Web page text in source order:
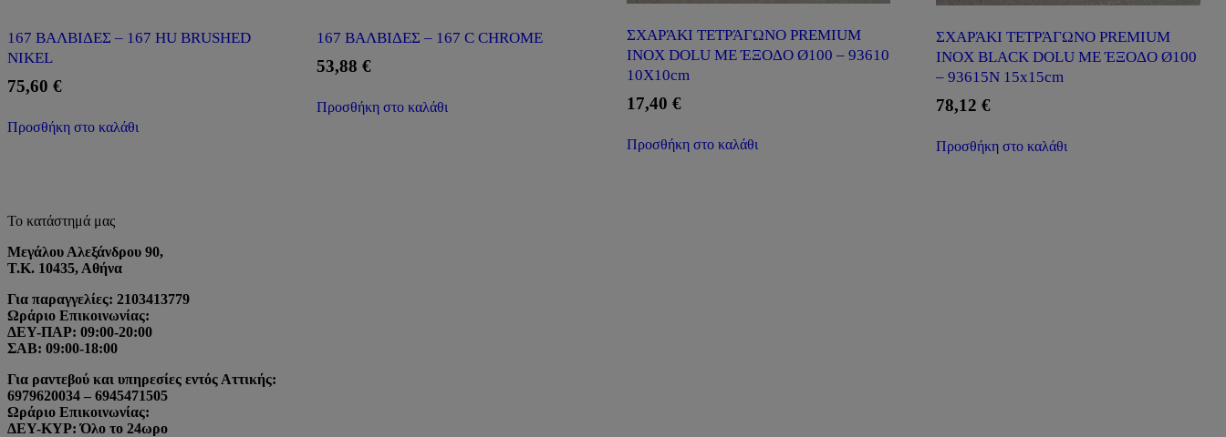
167 ΒΑΛΒΙΔΕΣ – 167 HU BRUSHED
NIKEL
75,60 €
Προσθήκη στο καλάθι
167 ΒΑΛΒΙΔΕΣ – 167 C CHROME
53,88€
Προσθήκη στο καλάθι
ΣΧΑΡΆΚΙ ΤΕΤΡΆΓΩΝΟ PREMIUM
INOX DOLU ΜΕ ΈΞΟΔΟ Ø100 – 93610
10X10cm
17,40 €
Προσθήκη στο καλάθι
ΣΧΑΡΆΚΙ ΤΕΤΡΆΓΩΝΟ PREMIUM
INOX BLACK DOLU ΜΕ ΈΞΟΔΟ Ø100
– 93615Ν 15x15cm
78,12€
Προσθήκη στο καλάθι
Το κατάστημά μας
Μεγάλου Αλεξάνδρου 90,
Τ.Κ. 10435, Αθήνα
Για παραγγελίες: 2103413779
Ωράριο Επικοινωνίας:
ΔΕΥ-ΠΑΡ: 09:00-20:00
ΣΑΒ: 09:00-18:00
Για ραντεβού και υπηρεσίες εντός Αττικής:
6979620034 – 6945471505
Ωράριο Επικοινωνίας:
ΔΕΥ-ΚΥΡ: Όλο το 24ωρο